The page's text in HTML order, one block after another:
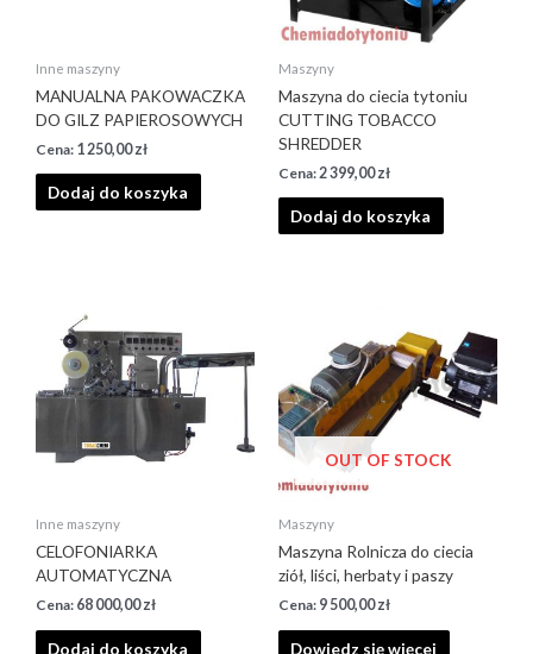
Inne maszyny
MANUALNA PAKOWACZKA
DO GILZ PAPIEROSOWYCH
1 250,00zł
Dodaj do koszyka
Maszyny
Maszyna do ciecia tytoniu
CUTTING TOBACCO
SHREDDER
2 399,00zł
Dodaj do koszyka
Inne maszyny
CELOFONIARKA
AUTOMATYCZNA
68 000,00zł
Dodaj do koszyka
OUT OF STOCK
Maszyny
Maszyna Rolnicza do ciecia
ziół, liści, herbaty i paszy
9 500,00zł
Dowiedz się więcej